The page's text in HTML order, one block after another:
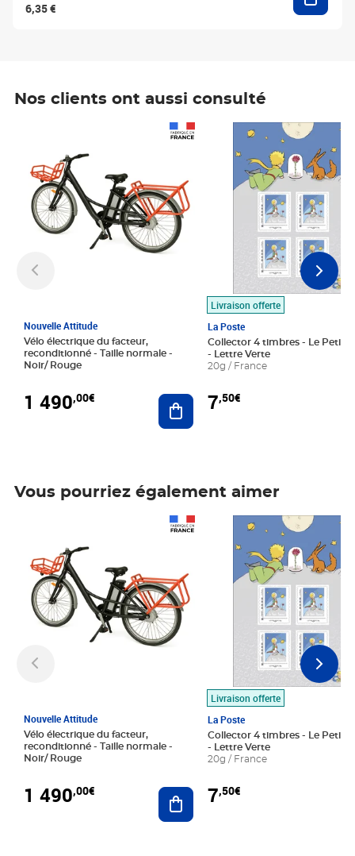
6,35 €
Nos clients ont aussi consulté
Nouvelle Attitude
Vélo électrique du facteur,
reconditionné - Taille normale -
Noir/ Rouge
1 490,00€ Ajouter au panier
Livraison offerte
La Poste
Collector 4 timbres - Le Petit
- Lettre Verte
20g / France
7,50€
Prix 7,50€
Vous pourriez également aimer
Nouvelle Attitude
Vélo électrique du facteur,
reconditionné - Taille normale -
Noir/ Rouge
1 490,00€ Ajouter au panier
Livraison offerte
La Poste
Collector 4 timbres - Le Petit
- Lettre Verte
20g / France
7,50€
Prix 7,50€